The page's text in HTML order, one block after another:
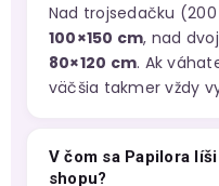
Nad trojsedačku
100×150 cm, nad
80×120 cm. Ak
väčšia takmer vždy
V čom sa Papilora
shopu?